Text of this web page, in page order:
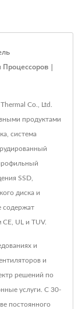
|
Co., Ltd.
продуктами
система
SSD,
диска и
содержат
UL и TUV.
и
и
решений по
услуги. С 30-
постоянного